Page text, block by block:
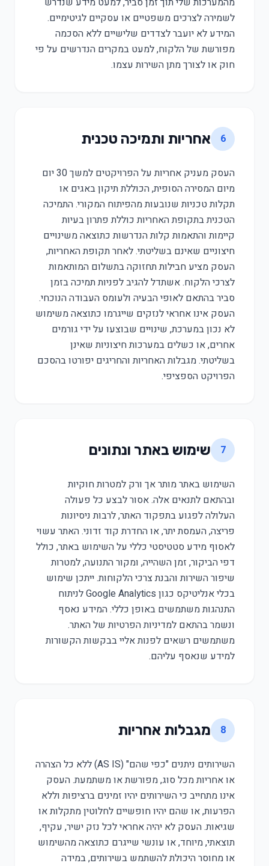
לשמירה לצרכים משפטיים או עסקיים לגיטימיים.
המידע לא יועבר לצדדים שלישיים ללא הסכמה
מפורשת של הלקוח, למעט במקרים הנדרשים על פי
חוק או לצורך מתן השירות עצמו.
6 אחריות ותמיכה טכנית
העסק מעניק אחריות על הפרויקטים למשך 30 יום
מיום המסירה הסופית, הכוללת תיקון באגים או
תקלות טכניות שנובעות מהפיתוח המקורי. התמיכה
הטכנית בתקופת האחריות כוללת פתרון בעיות
קיימות והתאמות קלות הנדרשות כתוצאה משינויים
חיצוניים שאינם בשליטתי. לאחר תקופת האחריות,
העסק מציע חבילות תחזוקה בתשלום המותאמות
לצרכי הלקוח. אשתדל להגיב לפניות תמיכה בזמן
סביר בהתאם לאופי הבעיה ולעומס העבודה הנוכחי.
העסק אינו אחראי לנזקים שייגרמו כתוצאה משימוש
לא נכון במערכת, שינויים שבוצעו על ידי גורמים
אחרים, או כשלים במערכות חיצוניות שאינן
בשליטתי. מגבלות האחריות והחריגים יפורטו בהסכם
הפרויקט הספציפי.
7 שימוש באתר ונתונים
השימוש באתר מותר אך ורק למטרות חוקיות
ובהתאם לתנאים אלה. אסור לבצע כל פעולה
העלולה לפגוע בתפקוד האתר, לרבות ניסיונות
פריצה, העמסת יתר, או החדרת קוד זדוני. האתר עשוי
לאסוף מידע סטטיסטי כללי על השימוש באתר, כולל
דפי הביקור, זמן השהייה, ומקור התנועה, למטרות
שיפור השירות והבנת צרכי הלקוחות. ייתכן שימוש
בכלי אנליטיקס כגון Google Analytics לניתוח
התנהגות משתמשים באופן כללי. המידע נאסף
ונשמר בהתאם למדיניות הפרטיות של האתר.
משתמשים רשאים לפנות אליי בבקשות הקשורות
למידע שנאסף עליהם.
8 מגבלות אחריות
השירותים ניתנים "כפי שהם" (AS IS) ללא כל הצהרה
או אחריות מכל סוג, מפורשת או משתמעת. העסק
אינו מתחייב כי השירותים יהיו זמינים ברציפות וללא
הפרעות, או שהם יהיו חופשיים לחלוטין מתקלות או
שגיאות. העסק לא יהיה אחראי לכל נזק ישיר, עקיף,
תוצאתי, מיוחד, או עונשי שייגרם כתוצאה מהשימוש
או מחוסר היכולת להשתמש בשירותים, במידה